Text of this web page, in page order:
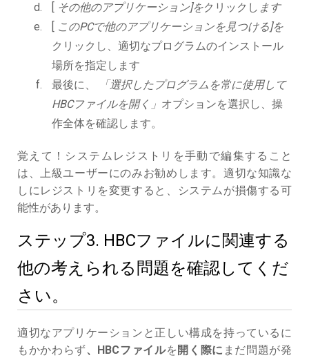
[ その他のアプリケーション]をクリックし ます
[ このPCで他のアプリケーションを見つける]を
クリックし、適切なプログラムのインストール
場所を指定します
最後に、
「選択したプログラムを常に使用して
HBCファイルを開く」 オプションを選択し、操
作全体を確認します。
覚えて！システムレジストリを手動で編集すること
は、上級ユーザーにのみお勧めします。適切な知識な
しにレジストリを変更すると、システムが損傷する可
能性があります。
ステップ3. HBCファイルに関連する
他の考えられる問題を確認してくだ
さい。
適切なアプリケーションと正しい構成を持っているに
もかかわらず、HBCファイルを 開く際に まだ問題が発